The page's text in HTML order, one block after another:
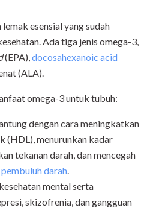
esensial yang sudah
Ada tiga jenis omega-3,
(EPA),docosahexanoic acid
(ALA).
omega-3 untuk tubuh:
dengan cara meningkatkan
(HDL), menurunkan kadar
tekanan darah, dan mencegah
darah.
mental serta
skizofrenia, dan gangguan